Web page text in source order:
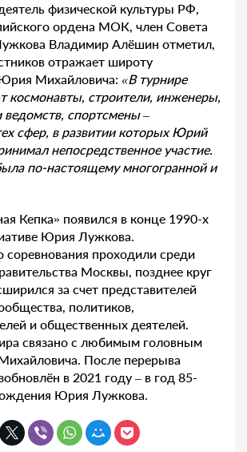
физической культуры РФ,
ордена МОК, член Совета
Владимир Алёшин отметил,
отражает широту
Михайловича: «В турнире
космонавты, строители, инженеры,
ведомств, спортсмены –
сфер, в развитии которых Юрий
непосредственное участие.
по-настоящему многогранной и
Кепка» появился в конце 1990-х
Юрия Лужкова.
соревнования проходили среди
Москвы, позднее круг
за счет представителей
политиков,
и общественных деятелей.
связано с любимым головным
После перерыва
в 2021 году – в год 85-
Юрия Лужкова.